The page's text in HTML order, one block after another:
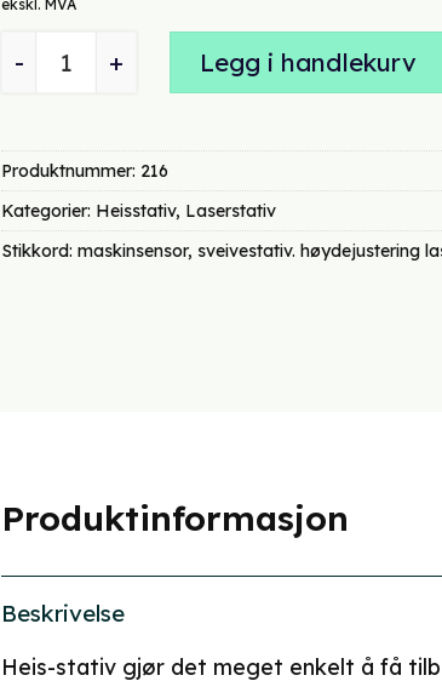
kr 2470,00.kr
ekskl. MVA
ASH 4 heisstativ antallLegg i handlekurv
Produktnummer: 216
Kategorier: Heisstativ, Laserstativ
Stikkord: maskinsensor, sveivestativ. høydejustering
Produktinformasjon
Beskrivelse
Heis-stativ gjør det meget enkelt å få